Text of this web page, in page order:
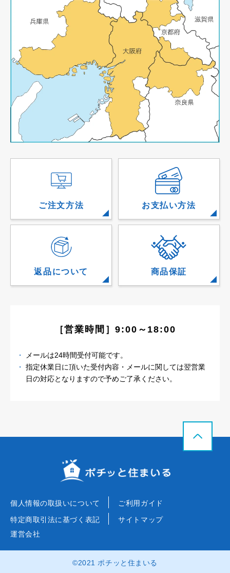
ご注文方法 お支払い方法
返品について 商品保証
［営業時間］9:00～18:00
メールは24時間受付可能です。
指定休業日に頂いた受付内容・メールに関しては翌営業
日の対応となりますので予めご了承ください。
個人情報の取扱いについて
ご利用ガイド
特定商取引法に基づく表記
サイトマップ
運営会社
©2021 ポチッと住まいる